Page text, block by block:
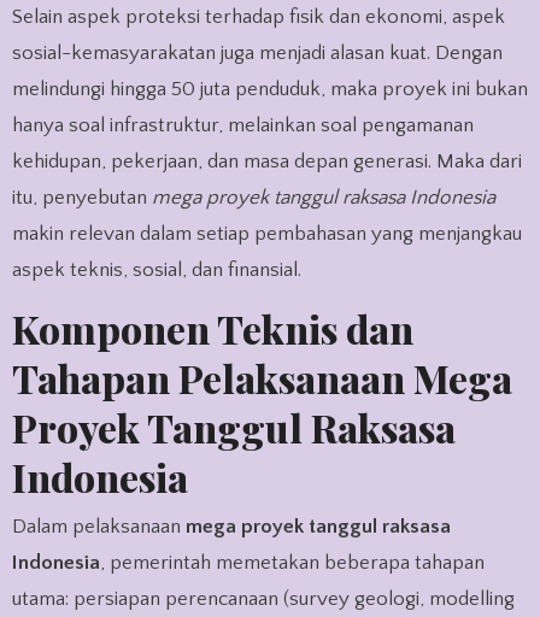
Selain aspek proteksi terhadap fisik dan ekonomi, aspek
sosial-kemasyarakatan juga menjadi alasan kuat. Dengan
melindungi hingga 50 juta penduduk, maka proyek ini bukan
hanya soal infrastruktur, melainkan soal pengamanan
kehidupan, pekerjaan, dan masa depan generasi. Maka dari
itu, penyebutan mega proyek tanggul raksasa Indonesia
makin relevan dalam setiap pembahasan yang menjangkau
aspek teknis, sosial, dan finansial.
Komponen Teknis dan
Tahapan Pelaksanaan Mega
Proyek Tanggul Raksasa
Indonesia
Dalam pelaksanaan mega proyek tanggul raksasa
Indonesia, pemerintah memetakan beberapa tahapan
utama: persiapan perencanaan (survey geologi, modelling